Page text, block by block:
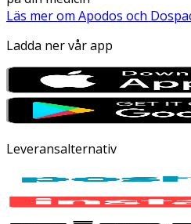
Läs mer om Apodos och
Ladda ner vår app
Leveransalternativ